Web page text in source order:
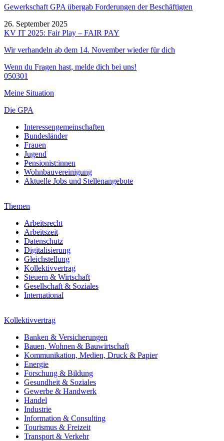
Gewerkschaft GPA übergab Forderungen der Beschäftigten
26. September 2025
KV IT 2025: Fair Play – FAIR PAY
Wir verhandeln ab dem 14. Novemberwieder für dich
Wenn du Fragen hast, melde dich bei uns!
050301
Meine Situation
Die GPA
Interessengemeinschaften
Bundesländer
Frauen
Jugend
Pensionist:innen
Wohnbauvereinigung
Aktuelle Jobs und Stellenangebote
Themen
Arbeitsrecht
Arbeitszeit
Datenschutz
Digitalisierung
Gleichstellung
Kollektivvertrag
Steuern & Wirtschaft
Gesellschaft & Soziales
International
Kollektivvertrag
Banken & Versicherungen
Bauen, Wohnen & Bauwirtschaft
Kommunikation, Medien, Druck & Papier
Energie
Forschung & Bildung
Gesundheit & Soziales
Gewerbe & Handwerk
Handel
Industrie
Information & Consulting
Tourismus & Freizeit
Transport & Verkehr